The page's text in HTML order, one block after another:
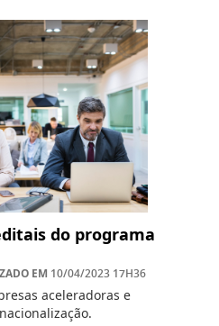
do programa
EM 10/04/2023 17H36
aceleradoras e